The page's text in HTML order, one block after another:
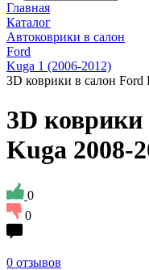
Главная
Каталог
Автоковрики в салон
Ford
Kuga 1 (2006-2012)
3D коврики в салон Ford
3D
Kuga 2008-
0
0
0 отзывов